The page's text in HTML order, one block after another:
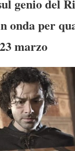
genio del
onda per
marzo